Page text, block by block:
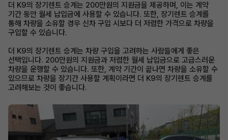
더 K9의 장기렌트 승계는 200만원의 지원금을 제공하며, 이는 계약
기간 동안 월세 납입금에 사용할 수 있습니다. 또한, 장기렌트 승계를
통해 차량을 소유할 경우 신차 구입 시보다 더 저렴한 가격으로 차량을
구입할 수 있습니다.
더 K9의 장기렌트 승계는 차량 구입을 고려하는 사람들에게 좋은
선택입니다. 200만원의 지원금과 저렴한 월세 납입금으로 고급스러운
차량을 운행할 수 있습니다. 또한, 계약 기간이 끝나면 차량을 소유할 수
있으므로 차량을 장기간 사용할 계획이라면 더 K9의 장기렌트 승계를
고려해보는 것이 좋습니다.